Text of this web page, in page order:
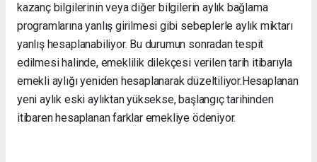
kazanç bilgilerinin veya diğer bilgilerin aylık bağlama
programlarına yanlış girilmesi gibi sebeplerle aylık miktarı
yanlış hesaplanabiliyor. Bu durumun sonradan tespit
edilmesi halinde, emeklilik dilekçesi verilen tarih itibarıyla
emekli aylığı yeniden hesaplanarak düzeltiliyor.Hesaplanan
yeni aylık eski aylıktan yüksekse, başlangıç tarihinden
itibaren hesaplanan farklar emekliye ödeniyor.